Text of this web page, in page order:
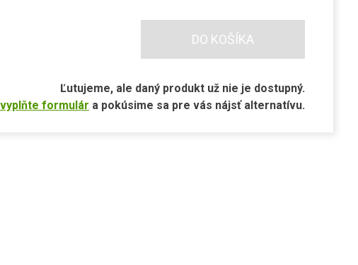
DO KOŠÍKA
Ľutujeme, ale daný produkt už nie je dostupný.
vyplňte formulár a pokúsime sa pre vás nájsť alternatívu.